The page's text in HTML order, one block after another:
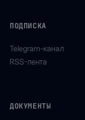
ПОДПИСКА
Telegram-канал
RSS-лента
ДОКУМЕНТЫ